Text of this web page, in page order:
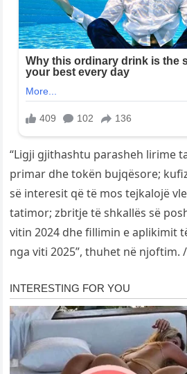
“Ligji gjithashtu parasheh lirime
primar dhe tokën bujqësore;
së interesit që të mos tejkalojë
tatimor; zbritje të shkallës së
vitin 2024 dhe fillimin e aplikimit
nga viti 2025”, thuhet në njoftim.